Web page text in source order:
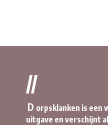
//
D orpsklanken is een
uitgave en verschijnt